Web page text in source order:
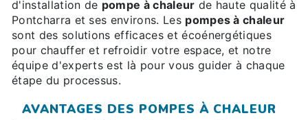
d'installation de pompe à chaleur de haute qualité à
Pontcharra et ses environs. Les pompes à chaleur
sont des solutions efficaces et écoénergétiques
pour chauffer et refroidir votre espace, et notre
équipe d'experts est là pour vous guider à chaque
étape du processus.
AVANTAGES DES POMPES À CHALEUR